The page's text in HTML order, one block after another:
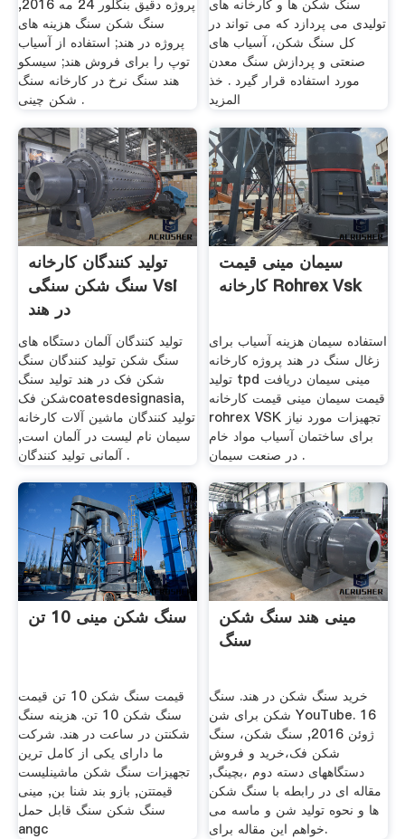
پروژه دقیق بنگلور 24 مه 2016,
سنگ شکن سنگ هزینه های
پروژه در هند; استفاده از آسیاب
توپ را برای فروش هند; سیسکو
هند سنگ نرخ در کارخانه سنگ
شکن چینی .
سنگ شکن ها و کارخانه های
تولیدی می پردازد که می تواند در
کل سنگ شکن، آسیاب های
صنعتی و پردازش سنگ معدن
مورد استفاده قرار گیرد . خذ
المزيد
تولید کنندگان کارخانه
سنگ شکن سنگی Vsi
در هند
تولید کنندگان آلمان دستگاه های
سنگ شکن تولید کنندگان سنگ
شکن فک در هند تولید سنگ
شکن فکcoatesdesignasia,
تولید کنندگان ماشین آلات کارخانه
سیمان نام لیست در آلمان است,
آلمانی تولید کنندگان .
سیمان مینی قیمت
کارخانه Rohrex Vsk
استفاده سیمان هزینه آسیاب برای
زغال سنگ در هند پروژه کارخانه
تولید tpd مینی سیمان دریافت
قیمت سیمان مینی قیمت کارخانه
rohrex VSK تجهیزات مورد نیاز
برای ساختمان آسیاب مواد خام
در صنعت سیمان .
سنگ شکن مینی 10 تن
قیمت سنگ شکن 10 تن قیمت
سنگ شکن 10 تن. هزینه سنگ
شکنتن در ساعت در هند. شرکت
ما دارای یکی از کامل ترین
تجهیزات سنگ شکن ماشینلیست
قیمتتن, بازو بند شنا بن, مینی
سنگ شکن سنگ قابل حمل
angc
مینی هند سنگ شکن
سنگ
خرید سنگ شکن در هند. سنگ
شکن برای شن YouTube. 16
ژوئن 2016, سنگ شکن، سنگ
شکن فک،خرید و فروش
دستگاههای دسته دوم ،بچینگ,
مقاله ای در رابطه با سنگ شکن
ها و نحوه تولید شن و ماسه می
خواهم این مقاله برای.